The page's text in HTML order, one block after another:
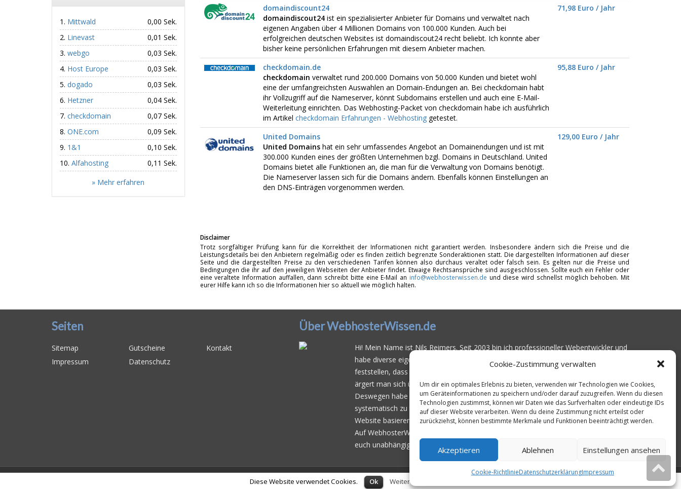
Cookie-Zustimmung verwalten
Um dir ein optimales Erlebnis zu bieten, verwenden wir Technologien wie Cookies,
um Geräteinformationen zu speichern und/oder darauf zuzugreifen. Wenn du diesen
Technologien zustimmst, können wir Daten wie das Surfverhalten oder eindeutige IDs
auf dieser Website verarbeiten. Wenn du deine Zustimmung nicht erteilst oder
zurückziehst, können bestimmte Merkmale und Funktionen beeinträchtigt werden.
Akzeptieren Ablehnen Einstellungen ansehen
Cookie-RichtlinieDatenschutzerklärungImpressum
domaindiscount24
domaindiscout24ist ein spezialisierter Anbieter für Domains und verwaltet nach
eigenen Angaben über 4 Millionen Domains von 100.000 Kunden. Auch bei
erfolgreichen deutschen Websites ist domaindiscout24 recht beliebt. Ich konnte aber
bisher keine persönlichen Erfahrungen mit diesem Anbieter machen.
71,98 Euro / Jahr
checkdomain.de
checkdomain verwaltet rund 200.000 Domains von 50.000 Kunden und bietet wohl
eine der umfangreichsten Auswahlen an Domain-Endungen an. Bei checkdomain habt
ihr Vollzugriff auf die Nameserver, könnt Subdomains erstellen und auch eine E-Mail-
Weiterleitung einrichten. Das Webhosting-Packet von checkdomain habe ich ausführlich
im Artikel checkdomain Erfahrungen - Webhostinggetestet.
95,88 Euro / Jahr
United Domains
United Domainshat ein sehr umfassendes Angebot an Domainendungen und ist mit
300.000 Kunden eines der größten Unternehmen bzgl. Domains in Deutschland. United
Domains bietet alle Funktionen an, die man für die Verwaltung von Domains benötigt.
Die Nameserver lassen sich für die Domains ändern. Ebenfalls können Einstellungen an
den DNS-Einträgen vorgenommen werden.
129,00 Euro / Jahr
Disclaimer
Trotz sorgfältiger Prüfung kann für die Korrektheit der Informationen nicht garantiert werden. Insbesondere ändern sich die Preise und die
Leistungsdetails bei den Anbietern regelmäßig oder es finden zeitlich begrenzte Sonderaktionen statt. Die dargestellten Informationen auf dieser
Seite und die dargestellten Preise zu den verschiedenen Tarifen können also durchaus veraltet oder falsch sein. Es gelten nur die Preise und
Bedingungen die ihr auf den jeweiligen Webseiten der Anbieter findet. Etwaige Rechtsansprüche sind ausgeschlossen. Sollte euch ein Fehler oder
eine veraltete Information auffallen, dann schreibt bitte eine E-Mail an info@webhosterwissen.de und diese wird schnellst möglich behoben. Mit
eurer Hilfe kann ich so die Informationen hier so aktuell wie möglich halten.
Mittwald
0,00 Sek.
Linevast
0,01 Sek.
webgo
0,03 Sek.
Host Europe
0,03 Sek.
dogado
0,03 Sek.
Hetzner
0,04 Sek.
checkdomain
0,07 Sek.
ONE.com
0,09 Sek.
1&1
0,10 Sek.
Alfahosting
0,11 Sek.
» Mehr erfahren
Seiten
Sitemap Gutscheine
Kontakt
Impressum
Datenschutz
Über WebhosterWissen.de
Hi! Mein Name ist Nils Reimers. Seit 2003 bin ich professioneller Webentwickler und
habe diverse eigene Web- und Kundenprojekte realisiert. Dabei musste ich
feststellen, dass es schwierig ist gutes Webhosting zu finden: Bei vielen Anbietern
ärgert man sich überhäufige Serverausfälleoder überlangsame Ladezeiten.
Deswegen habe ich im Mai 2016 angefangen, die bekanntesten Webhoster
systematisch zu testen und deren Erreichbarkeit und Ladezeit für eine typische
Website basierend auf dem beliebten CMS-System WordPress zu protokollieren.
Auf WebhosterWissen.de werte ich diese Messungen kontinuierlich aus und gebe
euch unabhängige Empfehlungen für den idealen Webhoster.
© 2026WebhosterWissen.de
Diese Website verwendet Cookies. Ok Weitere Infos